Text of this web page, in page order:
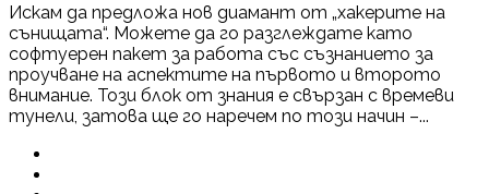
Искам да предложа нов диамант от „хакерите на
сънищата“. Можете да го разглеждате като
софтуерен пакет за работа със съзнанието за
проучване на аспектите на първото и второто
внимание. Този блок от знания е свързан с времеви
тунели, затова ще го наречем по този начин –...